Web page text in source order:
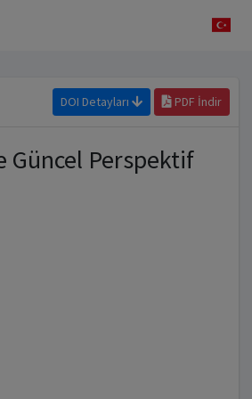
DOI Detayları PDF İndir
Güncel Perspektif